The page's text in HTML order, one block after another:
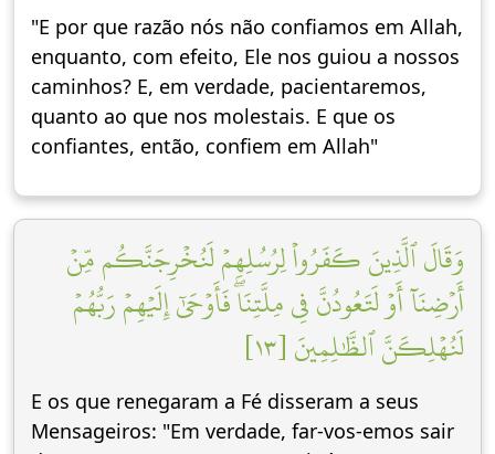
"E por que razão nós não confiamos em Allah,
enquanto, com efeito, Ele nos guiou a nossos
caminhos? E, em verdade, pacientaremos,
quanto ao que nos molestais. E que os
confiantes, então, confiem em Allah"
وَقَالَ ٱلَّذِينَ كَفَرُواْ لِرُسُلِهِمۡ لَنُخۡرِجَنَّكُم مِّنۡ
أَرۡضِنَآ أَوۡ لَتَعُودُنَّ فِي مِلَّتِنَاۖ فَأَوۡحَىٰٓ إِلَيۡهِمۡ رَبُّهُمۡ
لَنُهۡلِكَنَّ ٱلظَّٰلِمِينَ [١٣]
E os que renegaram a Fé disseram a seus
Mensageiros: "Em verdade, far-vos-emos sair